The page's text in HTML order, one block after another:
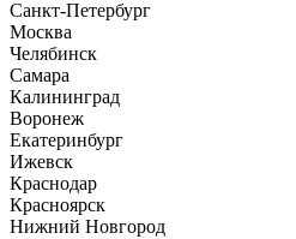
Санкт-Петербург
Москва
Челябинск
Самара
Калининград
Воронеж
Екатеринбург
Ижевск
Краснодар
Красноярск
Нижний Новгород